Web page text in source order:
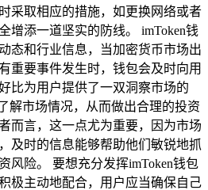
采取相应的措施，如更换网络或者
增添一道坚实的防线。 imToken钱
态和行业信息，当加密货币市场出
重要事件发生时，钱包会及时向用
比为用户提供了一双洞察市场的
解市场情况，从而做出合理的投资
而言，这一点尤为重要，因为市场
及时的信息能够帮助他们敏锐地抓
风险。 要想充分发挥imToken钱包
极主动地配合，用户应当确保自己